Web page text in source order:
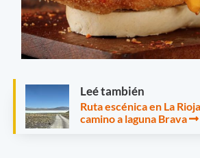
Leé también
Ruta escénica en La
camino a laguna Brava